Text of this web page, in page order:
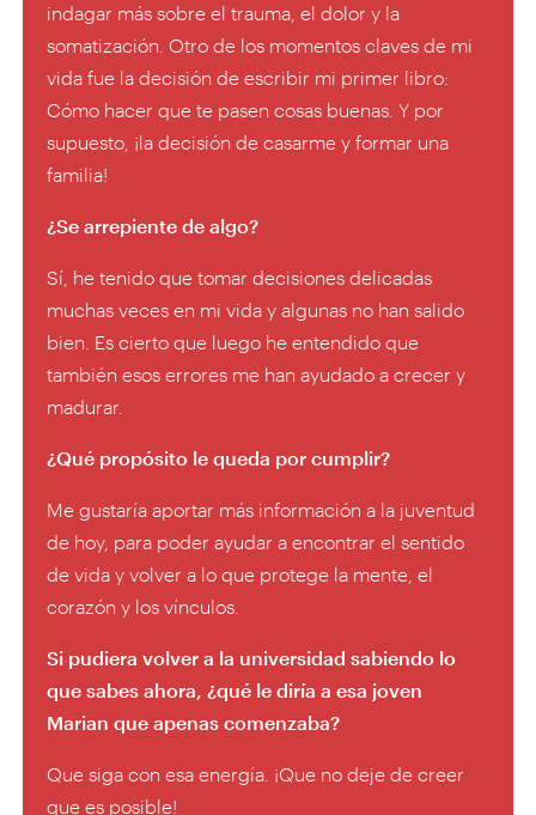
indagar más sobre el trauma, el dolor y la
somatización. Otro de los momentos claves de mi
vida fue la decisión de escribir mi primer libro:
Cómo hacer que te pasen cosas buenas. Y por
supuesto, ¡la decisión de casarme y formar una
familia!
¿Se arrepiente de algo?
Sí, he tenido que tomar decisiones delicadas
muchas veces en mi vida y algunas no han salido
bien. Es cierto que luego he entendido que
también esos errores me han ayudado a crecer y
madurar.
¿Qué propósito le queda por cumplir?
Me gustaría aportar más información a la juventud
de hoy, para poder ayudar a encontrar el sentido
de vida y volver a lo que protege la mente, el
corazón y los vínculos.
Si pudiera volver a la universidad sabiendo lo
que sabes ahora, ¿qué le diría a esa joven
Marian que apenas comenzaba?
Que siga con esa energía. ¡Que no deje de creer
que es posible!